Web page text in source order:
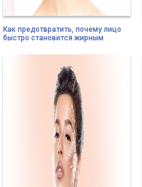
Как предотвратить, почему лицо
быстро становится жирным